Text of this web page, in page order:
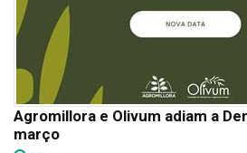
Agromillora e Olivum adiam a
março